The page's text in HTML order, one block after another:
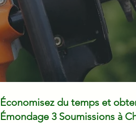
Économisez du temps et
Émondage 3 Soumissions à